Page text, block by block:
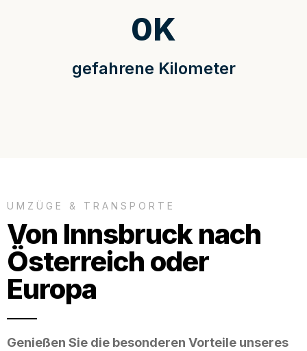
gefahrene Kilometer
0K
UMZÜGE & TRANSPORTE
Von Innsbruck nach
Österreich oder
Europa
Genießen Sie die besonderen Vorteile unseres